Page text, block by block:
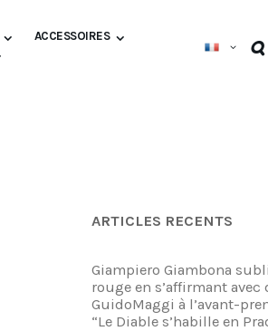
ACCESSOIRES
ARTICLES RECENTS
Giampiero Giambona
rouge en s’affirmant avec
GuidoMaggi à l’avant-
“Le Diable s’habille en